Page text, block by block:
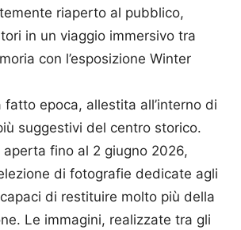
riaperto al pubblico,
in un viaggio immersivo tra
con l’esposizione Winter
epoca, allestita all’interno di
suggestivi del centro storico.
aperta fino al 2 giugno 2026,
di fotografie dedicate agli
di restituire molto più della
Le immagini, realizzate tra gli